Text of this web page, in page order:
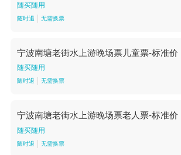
随买随用
随时退 无需换票
宁波南塘老街水上游晚场票儿童票-标准价
随买随用
随时退 无需换票
宁波南塘老街水上游晚场票老人票-标准价
随买随用
随时退 无需换票